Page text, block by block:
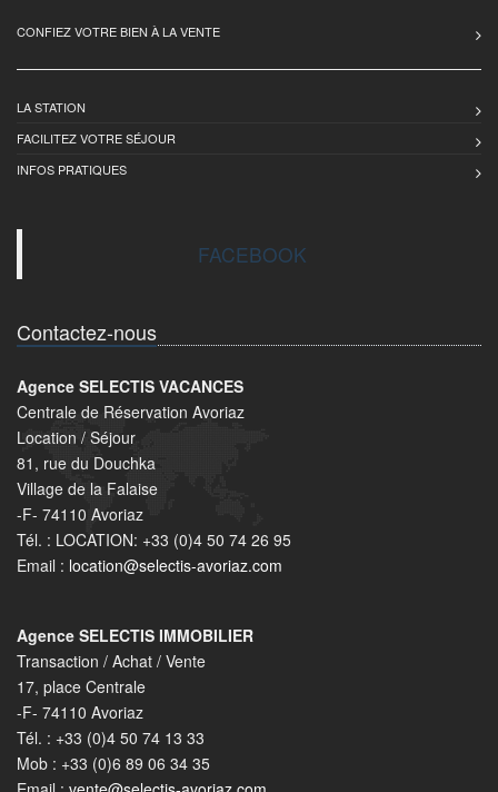
CONFIEZ VOTRE BIEN À LA VENTE
LA STATION
FACILITEZ VOTRE SÉJOUR
INFOS PRATIQUES
FACEBOOK
Contactez-nous
Agence SELECTIS VACANCES
Centrale de Réservation Avoriaz
Location / Séjour
81, rue du Douchka
Village de la Falaise
-F- 74110 Avoriaz
Tél. : LOCATION: +33 (0)4 50 74 26 95
Email : location@selectis-avoriaz.com
Agence SELECTIS IMMOBILIER
Transaction / Achat / Vente
17, place Centrale
-F- 74110 Avoriaz
Tél. : +33 (0)4 50 74 13 33
Mob : +33 (0)6 89 06 34 35